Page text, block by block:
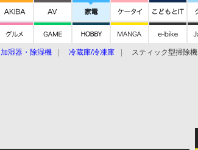
加湿器・除湿機 冷蔵庫/冷凍庫 スティック型掃除機